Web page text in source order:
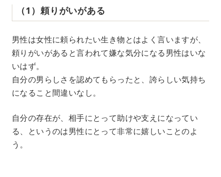
（1）頼りがいがある
男性は女性に頼られたい生き物とはよく言いますが、
頼りがいがあると言われて嫌な気分になる男性はいな
いはず。
自分の男らしさを認めてもらったと、誇らしい気持ち
になること間違いなし。
自分の存在が、相手にとって助けや支えになってい
る、というのは男性にとって非常に嬉しいことのよ
う。